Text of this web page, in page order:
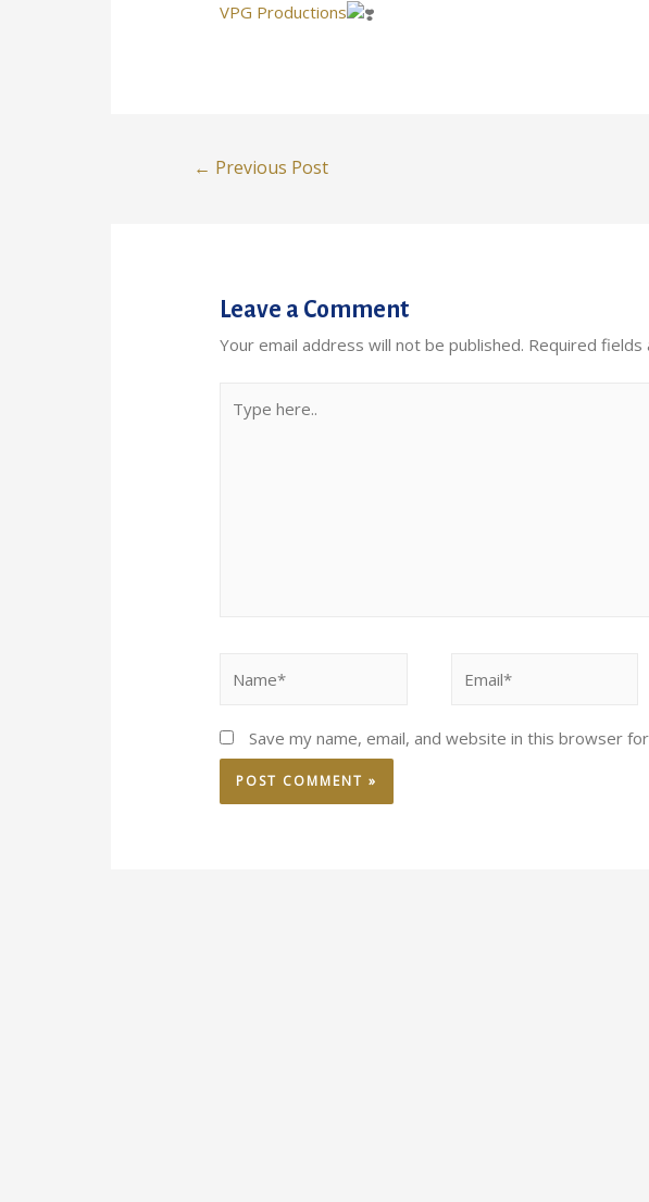
VPG Productions
← Previous Post
Leave a Comment
Your email address will not be published. Required
here..
Save my name, email, and website in this browser